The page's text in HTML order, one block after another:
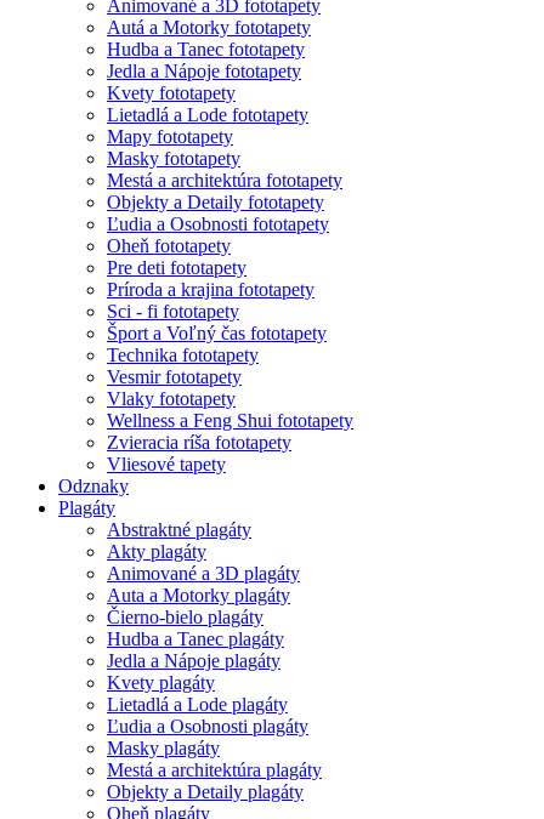
Animované a 3D fototapety
Autá a Motorky fototapety
Hudba a Tanec fototapety
Jedla a Nápoje fototapety
Kvety fototapety
Lietadlá a Lode fototapety
Mapy fototapety
Masky fototapety
Mestá a architektúra fototapety
Objekty a Detaily fototapety
Ľudia a Osobnosti fototapety
Oheň fototapety
Pre deti fototapety
Príroda a krajina fototapety
Sci - fi fototapety
Šport a Voľný čas fototapety
Technika fototapety
Vesmir fototapety
Vlaky fototapety
Wellness a Feng Shui fototapety
Zvieracia ríša fototapety
Vliesové tapety
Odznaky
Plagáty
Abstraktné plagáty
Akty plagáty
Animované a 3D plagáty
Auta a Motorky plagáty
Čierno-bielo plagáty
Hudba a Tanec plagáty
Jedla a Nápoje plagáty
Kvety plagáty
Lietadlá a Lode plagáty
Ľudia a Osobnosti plagáty
Masky plagáty
Mestá a architektúra plagáty
Objekty a Detaily plagáty
Oheň plagáty